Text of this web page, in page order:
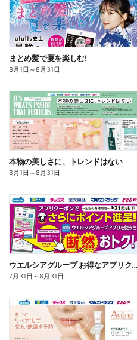
まとめ髪で夏を楽しむ!
8月1日 ～8月31日
本物の美しさに、トレンドはない
8月1日 ～8月31日
ウエルシアグループ お得なアプリクーポン
7月31日 ～8月31日